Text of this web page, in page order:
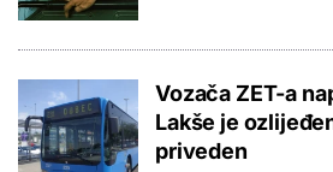
Vozača ZET-a
Lakše je
priveden